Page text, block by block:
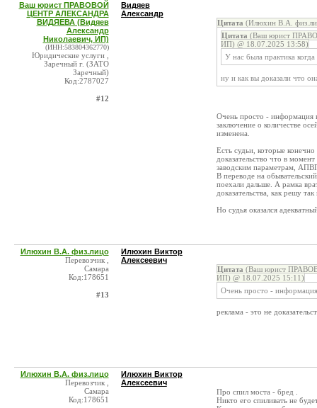
Ваш юрист ПРАВОВОЙ
ЦЕНТР АЛЕКСАНДРА
ВИДЯЕВА (Видяев
Александр
Николаевич, ИП)
(ИНН:583804362770)
Юридические услуги ,
Заречный г. (ЗАТО
Заречный)
Код:2787027
#12
Видяев
Александр
Цитата (Илюхин В.А.
Цитата (Ваш юрист
ИП) @ 18.07.2025 13:58)
У нас была практика
ну и как вы доказали что
Очень просто - информация
заключение о количестве
изменена.
Есть судьи, которые
доказательство что в
заводским параметрам,
В переводе на
поехали дальше. А рамка
доказательства, как решу так
Но судья оказался
Илюхин В.А. физ.лицо
Перевозчик ,
Самара
Код:178651
#13
Илюхин Виктор
Алексеевич
Цитата (Ваш юрист
ИП) @ 18.07.2025 15:11)
Очень просто -
реклама - это не
Илюхин В.А. физ.лицо
Перевозчик ,
Самара
Код:178651
Илюхин Виктор
Алексеевич
Про спил моста - бред .
Никто его спиливать не